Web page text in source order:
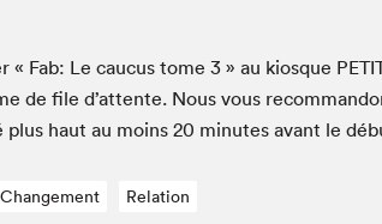
Le Salon dans ta classe
Liseur Public
Matinées scolaires Hydro-
Vitrine du Festival littéraire
Fab: Le cau­cus tome 3» au kiosque
de file d’at­tente. Nous vous
plus haut au moins 20 min­utes avant le
Changement Relation